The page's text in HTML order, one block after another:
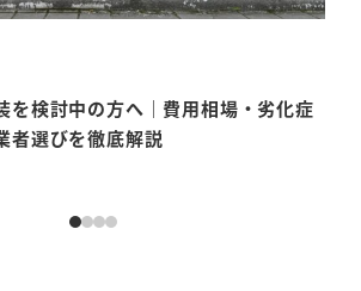
を検討中の方へ｜費用相場・劣化症
者選びを徹底解説